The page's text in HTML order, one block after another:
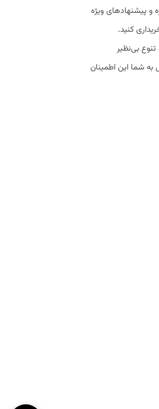
و پیشنهادهای ویژه
کنید.
بی‌نظیر
به شما این اطمینان